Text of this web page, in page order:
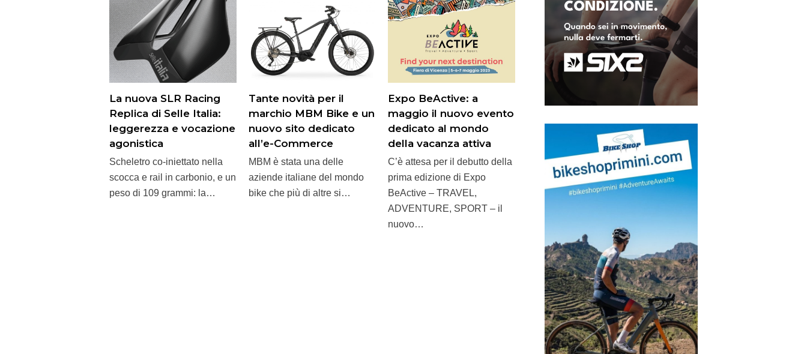
La nuova SLR Racing
Replica di Selle Italia:
leggerezza e vocazione
agonistica
Scheletro co-iniettato nella
scocca e rail in carbonio, e un
peso di 109 grammi: la…
Tante novità per il
marchio MBM Bike e un
nuovo sito dedicato
all’e-Commerce
MBM è stata una delle
aziende italiane del mondo
bike che più di altre si…
Expo BeActive: a
maggio il nuovo evento
dedicato al mondo
della vacanza attiva
C’è attesa per il debutto della
prima edizione di Expo
BeActive – TRAVEL,
ADVENTURE, SPORT – il
nuovo…